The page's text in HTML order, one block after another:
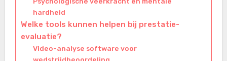
hardheid
Welke tools kunnen helpen bij prestatie-
evaluatie?
Video-analyse software voor